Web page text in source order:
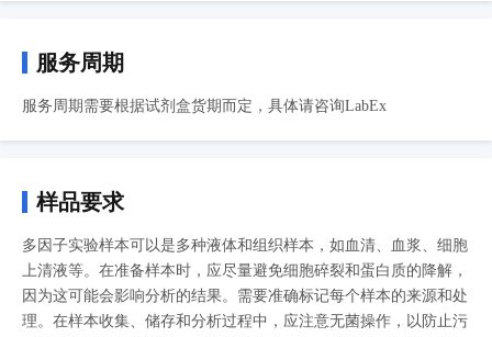
服务周期
服务周期需要根据试剂盒货期而定，具体请咨询LabEx
样品要求
多因子实验样本可以是多种液体和组织样本，如血清、血浆、细胞
上清液等。在准备样本时，应尽量避免细胞碎裂和蛋白质的降解，
因为这可能会影响分析的结果。需要准确标记每个样本的来源和处
理。在样本收集、储存和分析过程中，应注意无菌操作，以防止污